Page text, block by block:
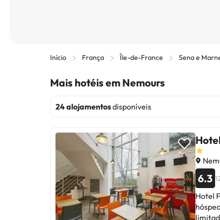
Início França Île-de-France Sena e
Mais hotéis em Nemours
24 alojamentosdisponíveis
6.3
Hotel